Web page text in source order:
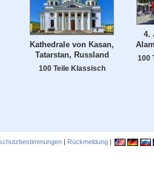
Kathedrale von Kasan,
Tatarstan, Russland
100 Teile Klassisch
4.
100
| Rückmeldung |